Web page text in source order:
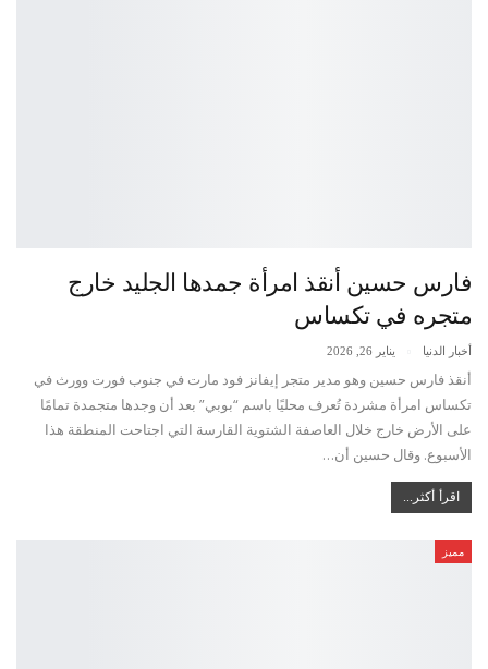
فارس حسين أنقذ امرأة جمدها الجليد خارج
متجره في تكساس
أخبار الدنيا يناير 26, 2026
أنقذ فارس حسين وهو مدير متجر إيفانز فود مارت في جنوب فورت وورث في
تكساس امرأة مشردة تُعرف محليًا باسم “بوبي” بعد أن وجدها متجمدة تمامًا
على الأرض خارج خلال العاصفة الشتوية القارسة التي اجتاحت المنطقة هذا
الأسبوع. وقال حسين أن…
اقرأ أكثر...
مميز